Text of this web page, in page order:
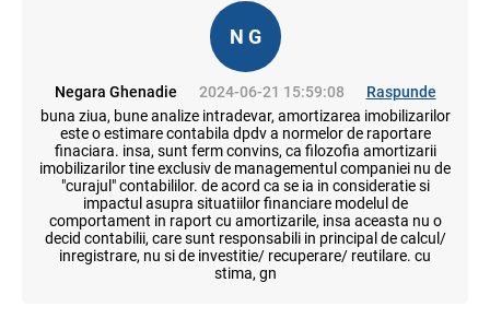
N G
Negara Ghenadie 2024-06-21 15:59:08
Raspunde
buna ziua, bune analize intradevar, amortizarea imobilizarilor
este o estimare contabila dpdv a normelor de raportare
finaciara. insa, sunt ferm convins, ca filozofia amortizarii
imobilizarilor tine exclusiv de managementul companiei nu de
"curajul" contabililor. de acord ca se ia in consideratie si
impactul asupra situatiilor financiare modelul de
comportament in raport cu amortizarile, insa aceasta nu o
decid contabilii, care sunt responsabili in principal de calcul/
inregistrare, nu si de investitie/ recuperare/ reutilare. cu
stima, gn